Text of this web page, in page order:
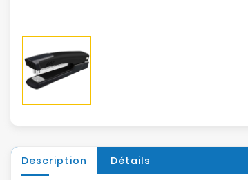
Description Détails